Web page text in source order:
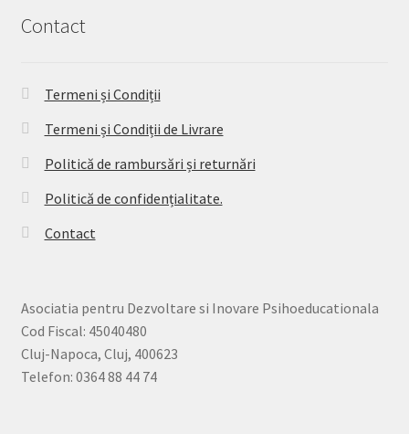
Contact
Termeni și Condiții
Termeni și Condiții de Livrare
Politică de rambursări și returnări
Politică de confidențialitate.
Contact
Asociatia pentru Dezvoltare si Inovare Psihoeducationala
Cod Fiscal: 45040480
Cluj-Napoca, Cluj, 400623
Telefon: 0364 88 44 74